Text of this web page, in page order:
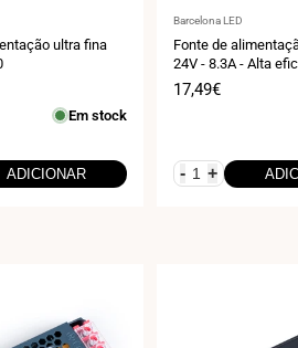
ultra fina
Em stock
ADICIONAR
Fornecedor:
Barcelona LED
Fonte de
24V - 8.3A - Alta
Preço
17,49€
- +